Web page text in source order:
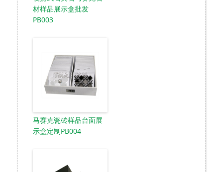
材样品展示盒批发
PB003
马赛克瓷砖样品台面展
示盒定制PB004